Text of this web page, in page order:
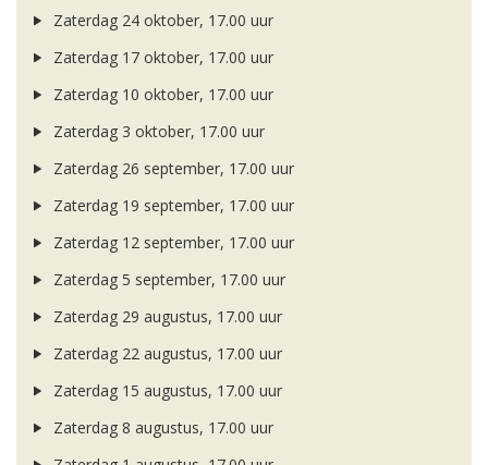
Zaterdag 24 oktober, 17.00 uur
Zaterdag 17 oktober, 17.00 uur
Zaterdag 10 oktober, 17.00 uur
Zaterdag 3 oktober, 17.00 uur
Zaterdag 26 september, 17.00 uur
Zaterdag 19 september, 17.00 uur
Zaterdag 12 september, 17.00 uur
Zaterdag 5 september, 17.00 uur
Zaterdag 29 augustus, 17.00 uur
Zaterdag 22 augustus, 17.00 uur
Zaterdag 15 augustus, 17.00 uur
Zaterdag 8 augustus, 17.00 uur